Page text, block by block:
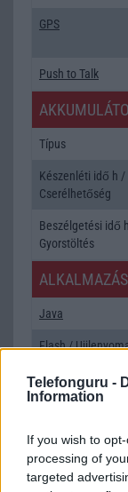
Telefonguru -
Information
If you wish to
processing of
targeted
GPS
Push to Talk
Típus
Készenléti idő h /
Cserélhetőség
Beszélgetési idő
Gyorstöltés
Java
Flash/
SNS integráció
T9 szótár
Office